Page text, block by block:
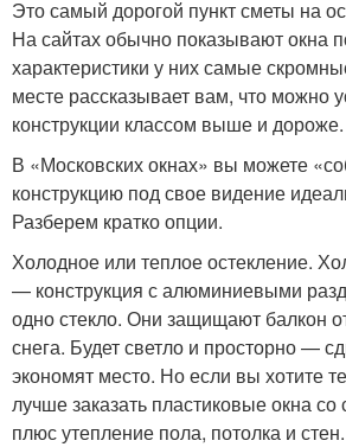
Это самый дорогой пункт сметы на
На сайтах обычно показывают окна
характеристики у них самые
месте рассказывает вам, что можно
конструкции классом выше и дороже.
В «Московских окнах» вы можете
конструкцию под свое видение
Разберем кратко опции.
Холодное или теплое остекление.
— конструкция с алюминиевыми
одно стекло. Они защищают балкон
снега. Будет светло и просторно —
экономят место. Но если вы хотите
лучше заказать пластиковые окна со
плюс утепление пола, потолка и стен.